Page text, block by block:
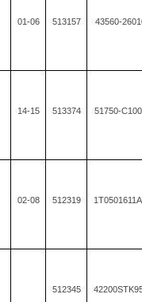
01-06 513157 43560-
14-15 513374 51750-
02-08 512319
512345